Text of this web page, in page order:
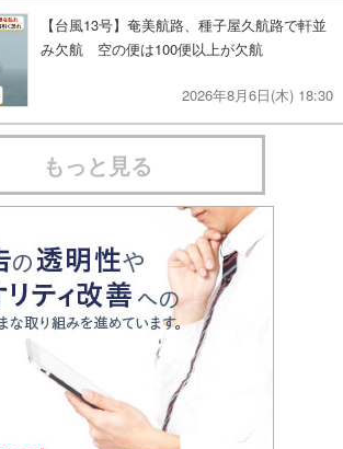
【台風13号】奄美航路、種子屋久航路で軒並
み欠航 空の便は100便以上が欠航
2026年8月6日(木) 18:30
もっと見る